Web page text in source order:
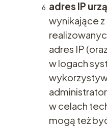
adres IP
wynikające
adres IP
w logach
w celach
mogą też